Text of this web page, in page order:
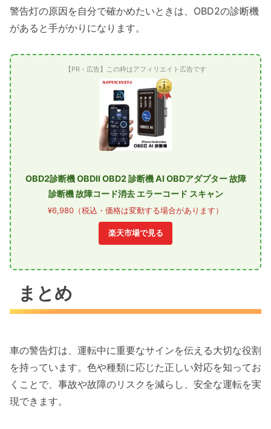
警告灯の原因を自分で確かめたいときは、OBD2の診断機
があると手がかりになります。
【PR・広告】この枠はアフィリエイト広告です
OBD2診断機 OBDII OBD2 診断機 AI OBDアダプター 故障
診断機 故障コード消去 エラーコード スキャン
¥6,980（税込・価格は変動する場合があります）
楽天市場で見る
まとめ
車の警告灯は、運転中に重要なサインを伝える大切な役割
を持っています。色や種類に応じた正しい対応を知ってお
くことで、事故や故障のリスクを減らし、安全な運転を実
現できます。